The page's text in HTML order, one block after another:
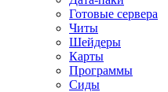
Готовые сервера
Читы
Шейдеры
Карты
Программы
Сиды